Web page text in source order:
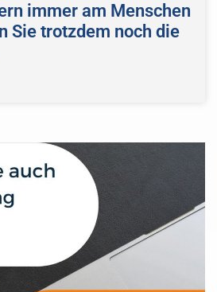
immer am Menschen
Sie trotzdem noch die